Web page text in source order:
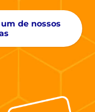
de nossos